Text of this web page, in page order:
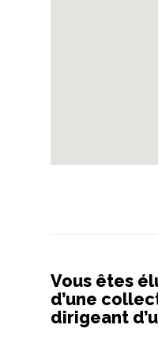
Vous êtes
d’une
dirigeant